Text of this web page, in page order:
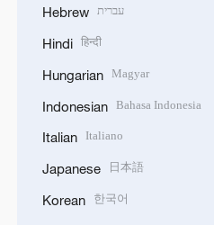
Hebrew עברית
Hindi हिन्दी
Hungarian Magyar
Indonesian Bahasa Indonesia
Italian Italiano
Japanese 日本語
Korean 한국어